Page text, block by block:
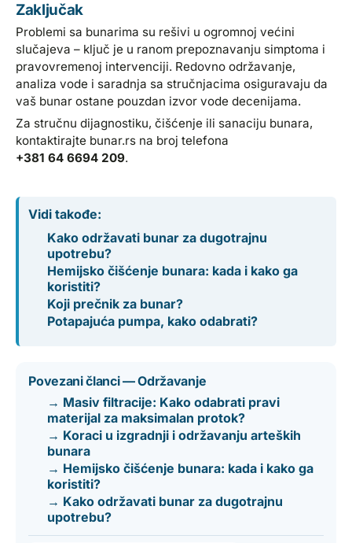
Zaključak
Problemi sa bunarima su rešivi u ogromnoj većini
slučajeva – ključ je u ranom prepoznavanju simptoma i
pravovremenoj intervenciji. Redovno održavanje,
analiza vode i saradnja sa stručnjacima osiguravaju da
vaš bunar ostane pouzdan izvor vode decenijama.
Za stručnu dijagnostiku, čišćenje ili sanaciju bunara,
kontaktirajte bunar.rs na broj telefona
+381 64 6694 209.
Vidi takođe:
Kako održavati bunar za dugotrajnu
upotrebu?
Hemijsko čišćenje bunara: kada i kako ga
koristiti?
Koji prečnik za bunar?
Potapajuća pumpa, kako odabrati?
Povezani članci — Održavanje
→ Masiv filtracije: Kako odabrati pravi
materijal za maksimalan protok?
→ Koraci u izgradnji i održavanju arteških
bunara
→ Hemijsko čišćenje bunara: kada i kako ga
koristiti?
→ Kako održavati bunar za dugotrajnu
upotrebu?